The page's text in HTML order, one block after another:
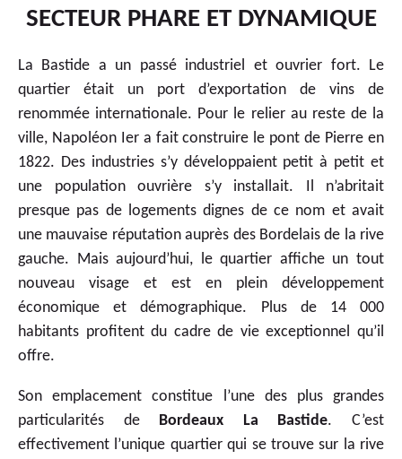
SECTEUR PHARE ET DYNAMIQUE
La Bastide a un passé industriel et ouvrier fort. Le
quartier était un port d’exportation de vins de
renommée internationale. Pour le relier au reste de la
ville, Napoléon Ier a fait construire le pont de Pierre en
1822. Des industries s’y développaient petit à petit et
une population ouvrière s’y installait. Il n’abritait
presque pas de logements dignes de ce nom et avait
une mauvaise réputation auprès des Bordelais de la rive
gauche. Mais aujourd’hui, le quartier affiche un tout
nouveau visage et est en plein développement
économique et démographique. Plus de 14 000
habitants profitent du cadre de vie exceptionnel qu’il
offre.
Son emplacement constitue l’une des plus grandes
particularités de Bordeaux La Bastide. C’est
effectivement l’unique quartier qui se trouve sur la rive